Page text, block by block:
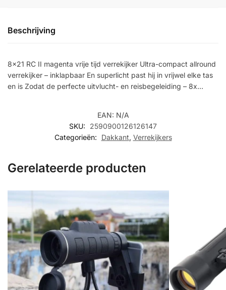
Beschrijving
8×21 RC II magenta vrije tijd verrekijker Ultra-compact allround
verrekijker – inklapbaar En superlicht past hij in vrijwel elke tas
en is Zodat de perfecte uitvlucht- en reisbegeleiding – 8x…
EAN: N/A
SKU:
2590900126126147
Categorieën:
Dakkant, Verrekijkers
Gerelateerde producten